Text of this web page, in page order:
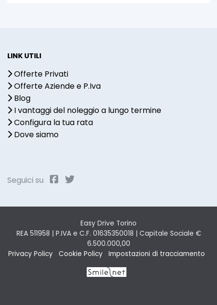
LINK UTILI
Offerte Privati
Offerte Aziende e P.Iva
Blog
I vantaggi del noleggio a lungo termine
Configura la tua rata
Dove siamo
Seguici su
Easy Drive Torino
REA 511958 | P.IVA e C.F. 01635350018 | Capitale Sociale €
6.500.000,00
Privacy Policy
Cookie Policy Impostazioni di tracciamento